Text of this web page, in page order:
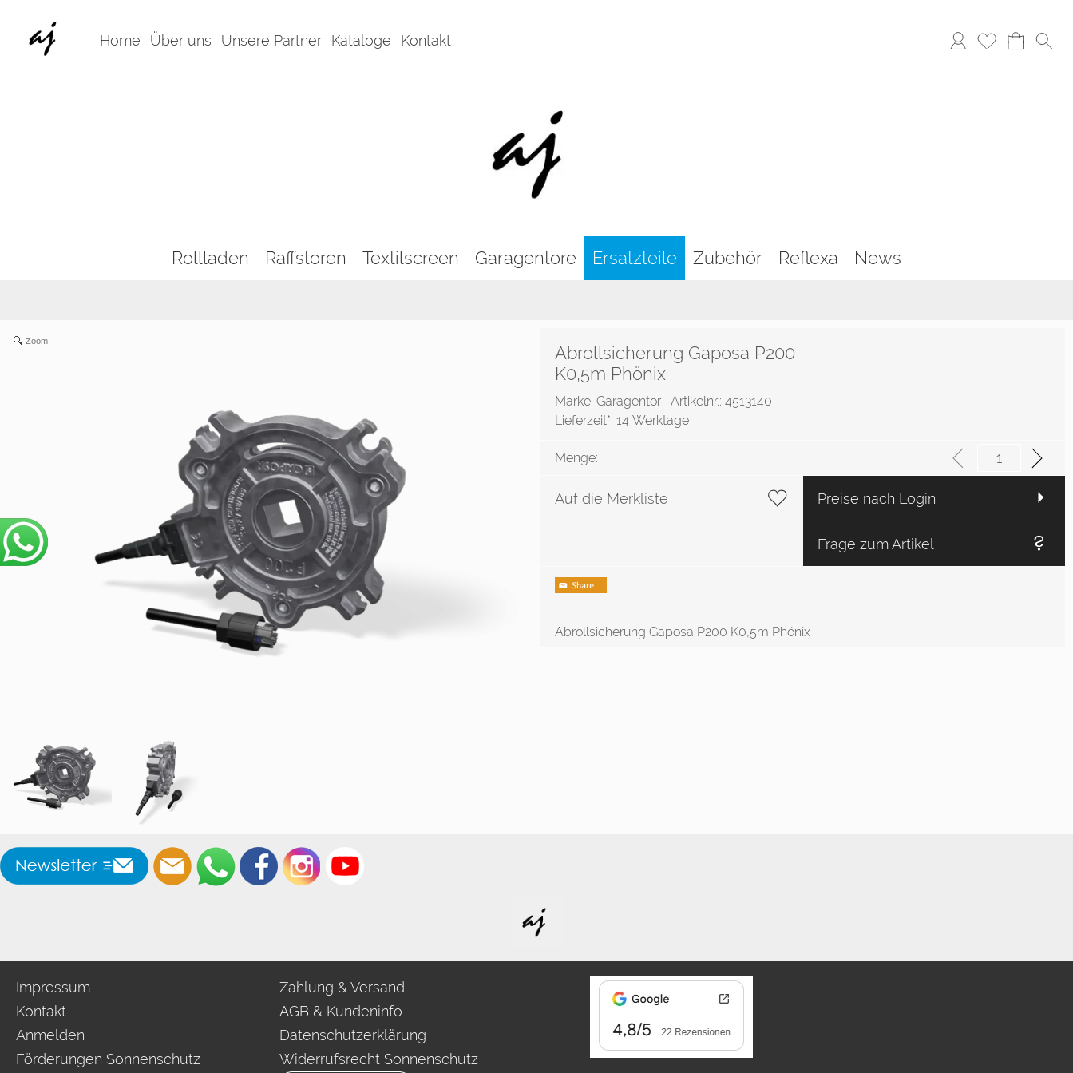
Home Über uns Unsere Partner Kataloge Kontakt
Rollladen Raffstoren Textilscreen Garagentore Ersatzteile Zubehör Reflexa News
Zoom
Abrollsicherung Gaposa P200
K0,5m Phönix
Marke: Garagentor Artikelnr.: 4513140
Lieferzeit*: 14 Werktage
Menge:
Auf die Merkliste Preise nach Login
Frage zum Artikel
Abrollsicherung Gaposa P200 K0,5m Phönix
Impressum
Kontakt
Anmelden
Förderungen Sonnenschutz
Zahlung & Versand
AGB & Kundeninfo
Datenschutzerklärung
Widerrufsrecht Sonnenschutz